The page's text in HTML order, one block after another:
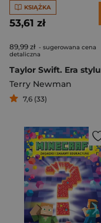
KSIĄŻKA
53,61 zł
89,99 zł - sugerowana cena
detaliczna
Taylor Swift. Era stylu
Terry Newman
7,6 (33)